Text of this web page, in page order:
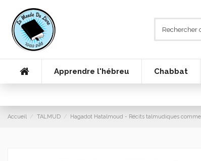
Apprendre l'hébreu Chabbat
Accueil TALMUD Hagadot Hatalmoud - Récits talmudiques